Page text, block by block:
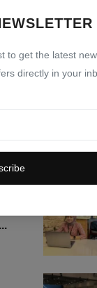
to get the latest
directly in your